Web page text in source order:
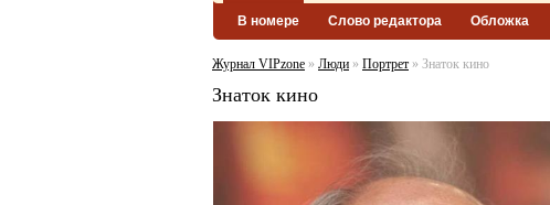
В номере Слово редактора Обложка
Журнал VIPzone » Люди » Портрет » Знаток кино
Знаток кино